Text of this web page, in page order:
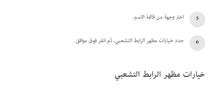
اختر وجهة من قائمة الاسم.
حدد خيارات مظهر الرابط التشعبي، ثم انقر فوق موافق.
خيارات مظهر الرابط التشعبي